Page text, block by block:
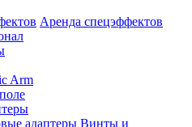
Аренда спецэффектов
Arm
Винты и